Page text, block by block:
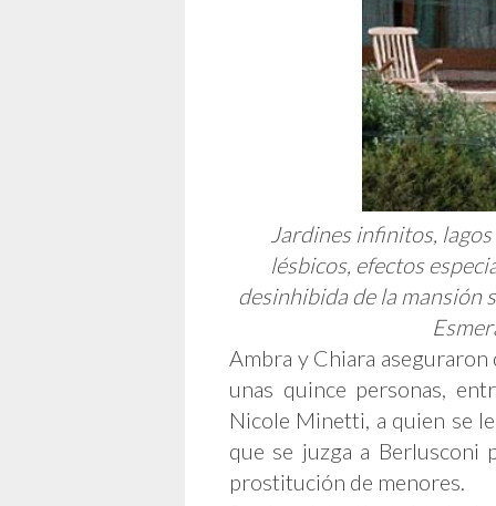
Jardines infinitos,
lésbicos, efectos
desinhibida de la mansión
Ambra y Chiara aseguraron
unas quince personas,
Nicole Minetti, a quien se
que se juzga a Berlusconi
prostitución de menores.